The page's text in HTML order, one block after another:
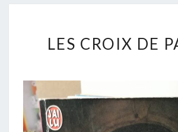
CROIX
LES CROIX DE